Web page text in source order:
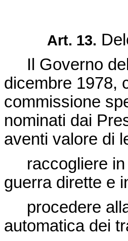
Art. 13.
Il Governo
dicembre 1978,
commissione
nominati dai
aventi valore di
raccogliere in
guerra dirette e
procedere alla
automatica dei